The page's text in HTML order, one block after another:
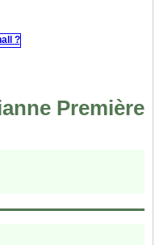
Première